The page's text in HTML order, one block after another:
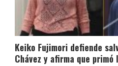
Keiko Fujimori defiende
Chávez y afirma que